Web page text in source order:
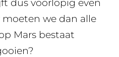
dus voorlopig even
moeten we dan alle
Mars bestaat